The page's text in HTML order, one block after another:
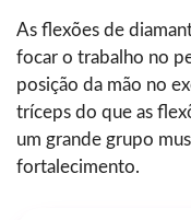
As flexões de
focar o trabalho no
posição da mão no
tríceps do que as
um grande grupo
fortalecimento.